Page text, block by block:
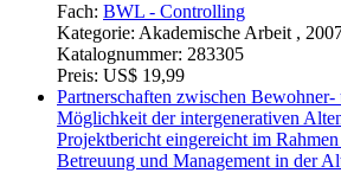
Fach: BWL - Controlling
Kategorie: Akademische Arbeit ,
Katalognummer: 283305
Preis: US$ 19,99
Partnerschaften zwischen
Möglichkeit der intergenerativen
Projektbericht eingereicht im
Betreuung und Management in der